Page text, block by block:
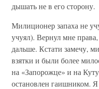
дышать не в его сторону.
Милиционер запаха не
учуял). Вернул мне
дальше. Кстати замечу,
взятки и были более
на «Запорожце» и на
остановлен гаишником. Я